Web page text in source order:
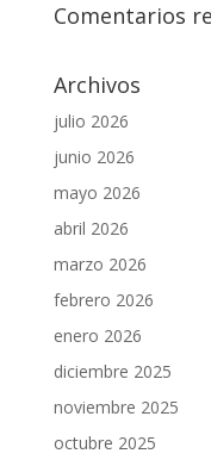
Comentarios
Archivos
julio 2026
junio 2026
mayo 2026
abril 2026
marzo 2026
febrero 2026
enero 2026
diciembre 2025
noviembre 2025
octubre 2025